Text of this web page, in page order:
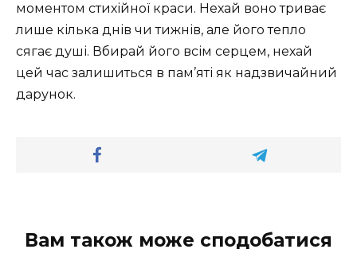
моментом стихійної краси. Нехай воно триває
лише кілька днів чи тижнів, але його тепло
сягає душі. Вбирай його всім серцем, нехай
цей час залишиться в пам’яті як надзвичайний
дарунок.
Вам також може сподобатися